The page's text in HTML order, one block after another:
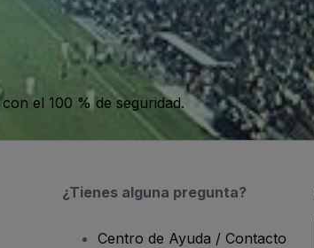
el 100 % de seguridad.
¿Tienes alguna pregunta?
Centro de Ayuda / Contacto